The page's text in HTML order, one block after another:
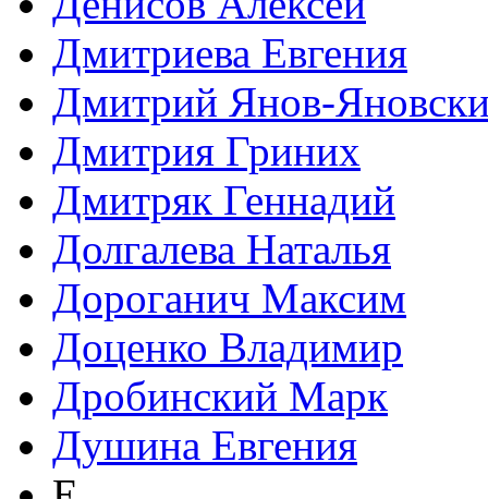
Дмитриева Евгения
Дмитрий Янов-
Дмитрия Гриних
Дмитряк Геннадий
Долгалева Наталья
Дороганич Максим
Доценко Владимир
Дробинский Марк
Душина Евгения